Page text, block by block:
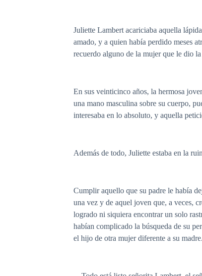
Juliette Lambert acariciaba aquella
amado, y a quien había perdido meses
recuerdo alguno de la mujer que le dio
En sus veinticinco años, la hermosa
una mano masculina sobre su cuerpo,
interesaba en lo absoluto, y aquella
Además de todo, Juliette estaba en la
Cumplir aquello que su padre le había
una vez y de aquel joven que, a veces,
logrado ni siquiera encontrar un solo
habían complicado la búsqueda de su
el hijo de otra mujer diferente a su madre.